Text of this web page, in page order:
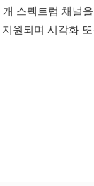
스펙트럼 채널
원되며 시각화